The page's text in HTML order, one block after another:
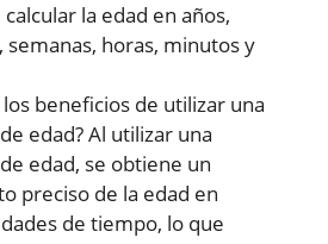
la edad en años,
semanas, horas, minutos y
los beneficios de utilizar una
edad? Al utilizar una
edad, se obtiene un
preciso de la edad en
de tiempo, lo que